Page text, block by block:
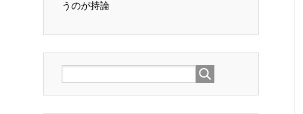
うのが持論